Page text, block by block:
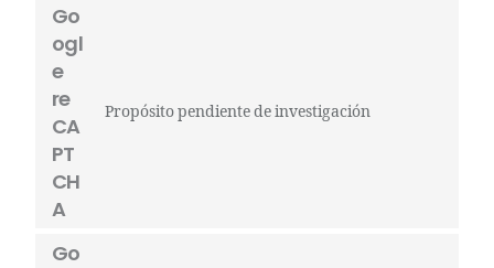
Go
ogl
e
re
CA
PT
CH
A
Propósito pendiente de investigación
Go